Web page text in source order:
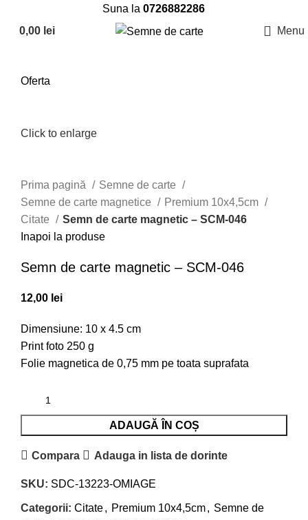
Suna la 0726882286
0,00 lei Menu
Oferta
Click to enlarge
Prima pagină
Semne de carte
Semne de carte magnetice
Premium 10x4,5cm
Citate
Semn de carte magnetic – SCM-046
Inapoi la produse
Semn de carte magnetic – SCM-046
12,00 lei
Dimensiune: 10 x 4.5 cm
Print foto 250 g
Folie magnetica de 0,75 mm pe toata suprafata
ADAUGĂ ÎN COȘ
Compara Adauga in lista de dorinte
SKU: SDC-13223-OMIAGE
Categorii: Citate, Premium 10x4,5cm, Semne de